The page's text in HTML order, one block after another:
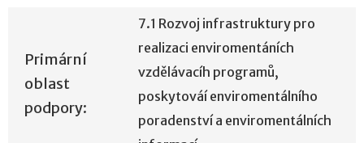
Primární
oblast
podpory:
7.1 Rozvoj infrastruktury pro
realizaci enviromentáních
vzdělávacíh programů,
poskytováí enviromentálního
poradenství a enviromentálních